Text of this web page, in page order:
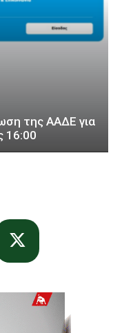
της ΑΑΔΕ για
16:00